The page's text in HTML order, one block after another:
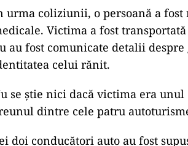
urma coliziunii, o persoană a
Victima a fost
au fost comunicate detalii
celui rănit.
se știe nici dacă victima era
dintre cele patru
doi conducători auto au fost